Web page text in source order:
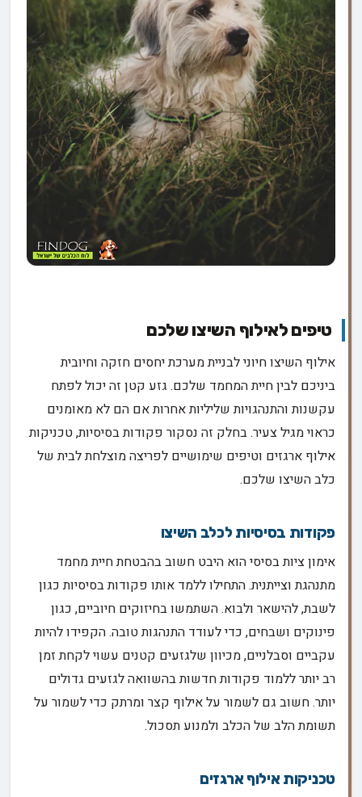
טיפים לאילוף השיצו שלכם
אילוף השיצו חיוני לבניית מערכת יחסים חזקה וחיובית
ביניכם לבין חיית המחמד שלכם. גזע קטן זה יכול לפתח
עקשנות והתנהגויות שליליות אחרות אם הם לא מאומנים
כראוי מגיל צעיר. בחלק זה נסקור פקודות בסיסיות, טכניקות
אילוף ארגזים וטיפים שימושיים לפריצה מוצלחת לבית של
כלב השיצו שלכם.
פקודות בסיסיות לכלב השיצו
אימון ציות בסיסי הוא היבט חשוב בהבטחת חיית מחמד
מתנהגת וצייתנית. התחילו ללמד אותו פקודות בסיסיות כגון
לשבת, להישאר ולבוא. השתמשו בחיזוקים חיוביים, כגון
פינוקים ושבחים, כדי לעודד התנהגות טובה. הקפידו להיות
עקביים וסבלניים, מכיוון שלגזעים קטנים עשוי לקחת זמן
רב יותר ללמוד פקודות חדשות בהשוואה לגזעים גדולים
יותר. חשוב גם לשמור על אילוף קצר ומרתק כדי לשמור על
תשומת הלב של הכלב ולמנוע תסכול.
טכניקות אילוף ארגזים